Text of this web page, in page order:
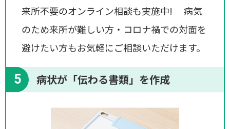
来所不要のオンライン相談も実施中! 病気
のため来所が難しい方・コロナ禍での対面を
避けたい方もお気軽にご相談いただけます。
5 病状が「伝わる書類」を作成